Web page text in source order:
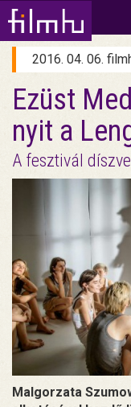
2016. 04. 06.
Ezüst
nyit a
A fesztivál
Malgorzata